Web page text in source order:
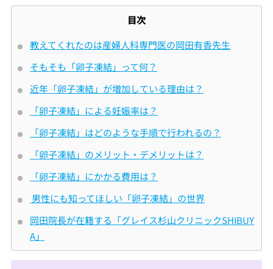
目次
教えてくれたのは産婦人科専門医の岡田有香先生
そもそも「卵子凍結」って何？
近年「卵子凍結」が増加している理由は？
「卵子凍結」による妊娠率は？
「卵子凍結」はどのような手順で行われるの？
「卵子凍結」のメリット・デメリットは？
「卵子凍結」にかかる費用は？
男性にも知ってほしい「卵子凍結」の世界
岡田院長が在籍する「グレイス杉山クリニックSHIBUY
A」